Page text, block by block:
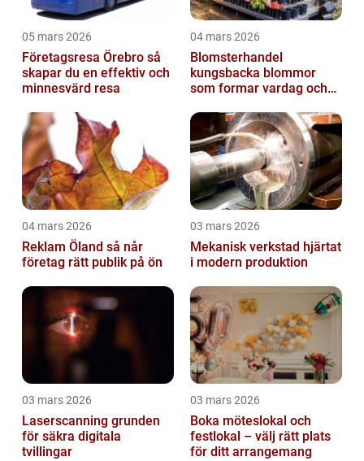
05 mars 2026
Företagsresa Örebro så
skapar du en effektiv och
minnesvärd resa
04 mars 2026
Blomsterhandel
kungsbacka blommor
som formar vardag och
04 mars 2026
Reklam Öland så når
företag rätt publik på ön
03 mars 2026
Mekanisk verkstad hjärtat
i modern produktion
03 mars 2026
Laserscanning grunden
för säkra digitala
tvillingar
03 mars 2026
Boka möteslokal och
festlokal – välj rätt plats
för ditt arrangemang